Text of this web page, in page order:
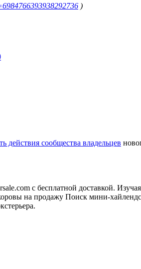
)
действия сообщества владельцев
с бесплатной доставкой.
на продажу Поиск мини-